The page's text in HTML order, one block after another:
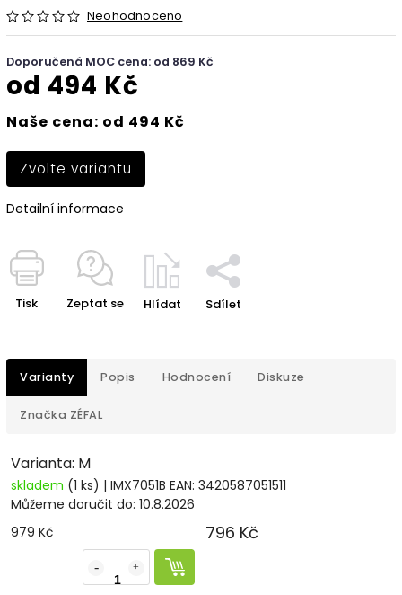
Neohodnoceno
Doporučená MOC cena: od 869 Kč
od 494 Kč
Naše cena: od 494 Kč
Zvolte variantu
Detailní informace
Tisk Zeptat se Hlídat Sdílet
Varianty Popis Hodnocení Diskuze
Značka ZÉFAL
Varianta: M
skladem (1 ks) | IMX7051B EAN: 3420587051511
Můžeme doručit do: 10.8.2026
979 Kč
796 Kč